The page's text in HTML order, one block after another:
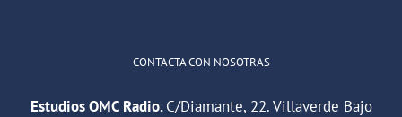
CONTACTA CON NOSOTRAS
Estudios OMC Radio.C/Diamante, 22. Villaverde Bajo